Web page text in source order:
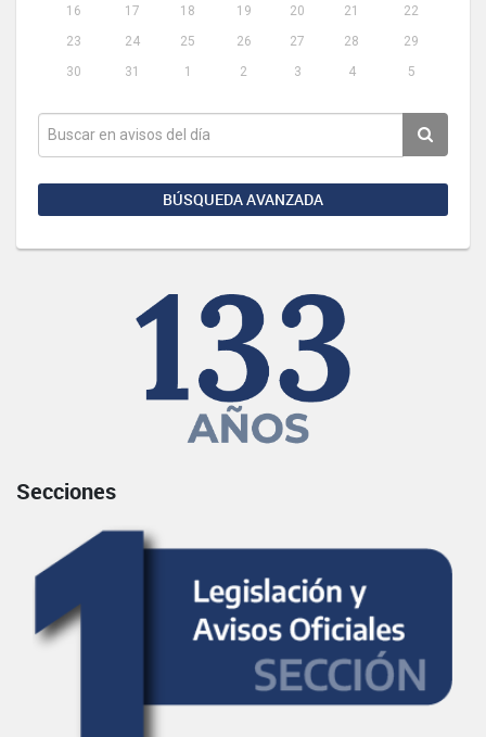
16
17 18 19 20 21
22
23
24 25 26 27 28
29
30
31 1 2 3 4 5
BÚSQUEDA AVANZADA
Secciones